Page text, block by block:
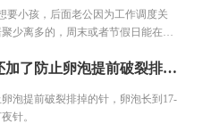
要小孩，后面老公因为工作调度关
少离多的，周末或者节假日能在一
化，还有2次没有着床，都说是年
以最后和老公决定去俄罗斯做试管
而且能做三代，在网上查阅许久资
连着打了10天促排针，中途还加了防止卵泡提前破裂排掉的针，卵泡长到17-20左右，医生交代晚上10点过来医院打夜针。
泡提前破裂排掉的针，卵泡长到17-
针。